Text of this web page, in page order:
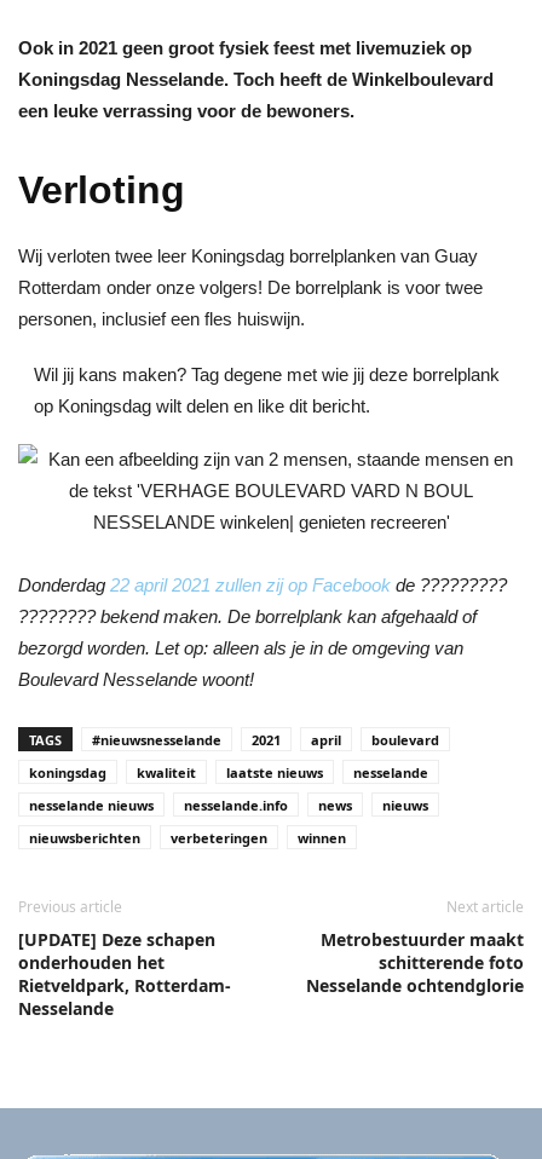
Ook in 2021 geen groot fysiek feest met livemuziek op
Koningsdag Nesselande. Toch heeft de Winkelboulevard
een leuke verrassing voor de bewoners.
Verloting
Wij verloten twee leer Koningsdag borrelplanken van Guay
Rotterdam onder onze volgers! De borrelplank is voor twee
personen, inclusief een fles huiswijn.
Wil jij kans maken? Tag degene met wie jij deze borrelplank
op Koningsdag wilt delen en like dit bericht.
Donderdag 22 april 2021 zullen zij op Facebook de ?????????
???????? bekend maken. De borrelplank kan afgehaald of
bezorgd worden. Let op: alleen als je in de omgeving van
Boulevard Nesselande woont!
TAGS #nieuwsnesselande 2021 april
boulevard
koningsdag
kwaliteit laatste nieuws
nesselande
nesselande nieuws
nesselande.info news
nieuws
nieuwsberichten
verbeteringen winnen
Previous article
[UPDATE] Deze schapen
onderhouden het
Rietveldpark, Rotterdam-
Nesselande
Next article
Metrobestuurder maakt
schitterende foto
Nesselande ochtendglorie